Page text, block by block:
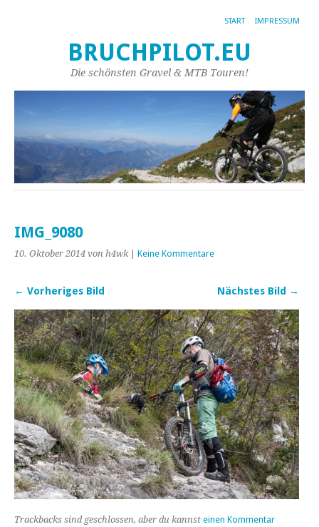
START IMPRESSUM
BRUCHPILOT.EU
Die schönsten Gravel & MTB Touren!
IMG_9080
10. Oktober 2014 von h4wk| Keine Kommentare
← Vorheriges Bild Nächstes Bild →
Trackbacks sind geschlossen, aber du kannst einen Kommentar